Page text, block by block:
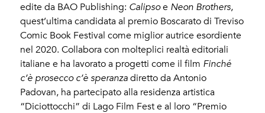
edite da BAO Publishing: Calipsoe Neon Brothers,
quest’ultima candidata al premio Boscarato di Treviso
Comic Book Festival come miglior autrice esordiente
nel 2020. Collabora con molteplici realtà editoriali
italiane e ha lavorato a progetti come il film Finché
c’è prosecco c’è speranza diretto da Antonio
Padovan, ha partecipato alla residenza artistica
“Diciottocchi” di Lago Film Fest e al loro “Premio